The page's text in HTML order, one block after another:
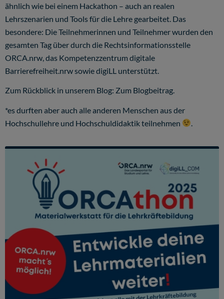
ähnlich wie bei einem Hackathon – auch an realen
Lehrszenarien und Tools für die Lehre gearbeitet. Das
besondere: Die Teilnehmerinnen und Teilnehmer wurden den
gesamten Tag über durch die Rechtsinformationsstelle
ORCA.nrw, das Kompetenzzentrum digitale
Barrierefreiheit.nrw sowie digiLL unterstützt.
Zum Rückblick in unserem Blog: Zum Blogbeitrag.
*es durften aber auch alle anderen Menschen aus der
Hochschullehre und Hochschuldidaktik teilnehmen